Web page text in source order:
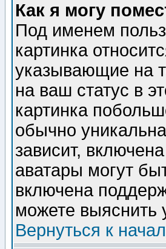
Как я могу
Под именем
картинка
указывающие на
на ваш статус в
картинка
обычно
зависит,
аватары могут
включена
можете выяснить
Вернуться к